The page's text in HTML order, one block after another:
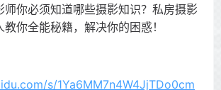
师你必须知道哪些摄影知识？私房摄影
你全能秘籍，解决你的困惑！
s/1Ya6MM7n4W4JjTDo0cm